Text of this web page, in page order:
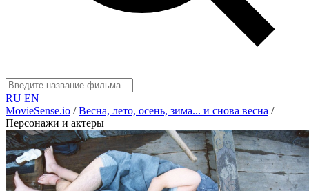
RU EN
MovieSense.io / Весна, лето, осень, зима... и снова весна /
Персонажи и актеры